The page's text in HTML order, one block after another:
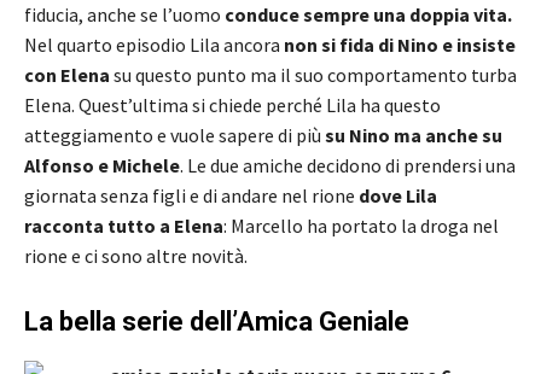
fiducia, anche se l’uomo conduce sempre una doppia vita.
Nel quarto episodio Lila ancora non si fida di Nino e insiste
con Elena su questo punto ma il suo comportamento turba
Elena. Quest’ultima si chiede perché Lila ha questo
atteggiamento e vuole sapere di più su Nino ma anche su
Alfonso e Michele. Le due amiche decidono di prendersi una
giornata senza figli e di andare nel rione dove Lila
racconta tutto a Elena: Marcello ha portato la droga nel
rione e ci sono altre novità.
La bella serie dell’Amica Geniale